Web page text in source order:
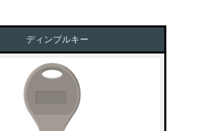
ディンプルキー